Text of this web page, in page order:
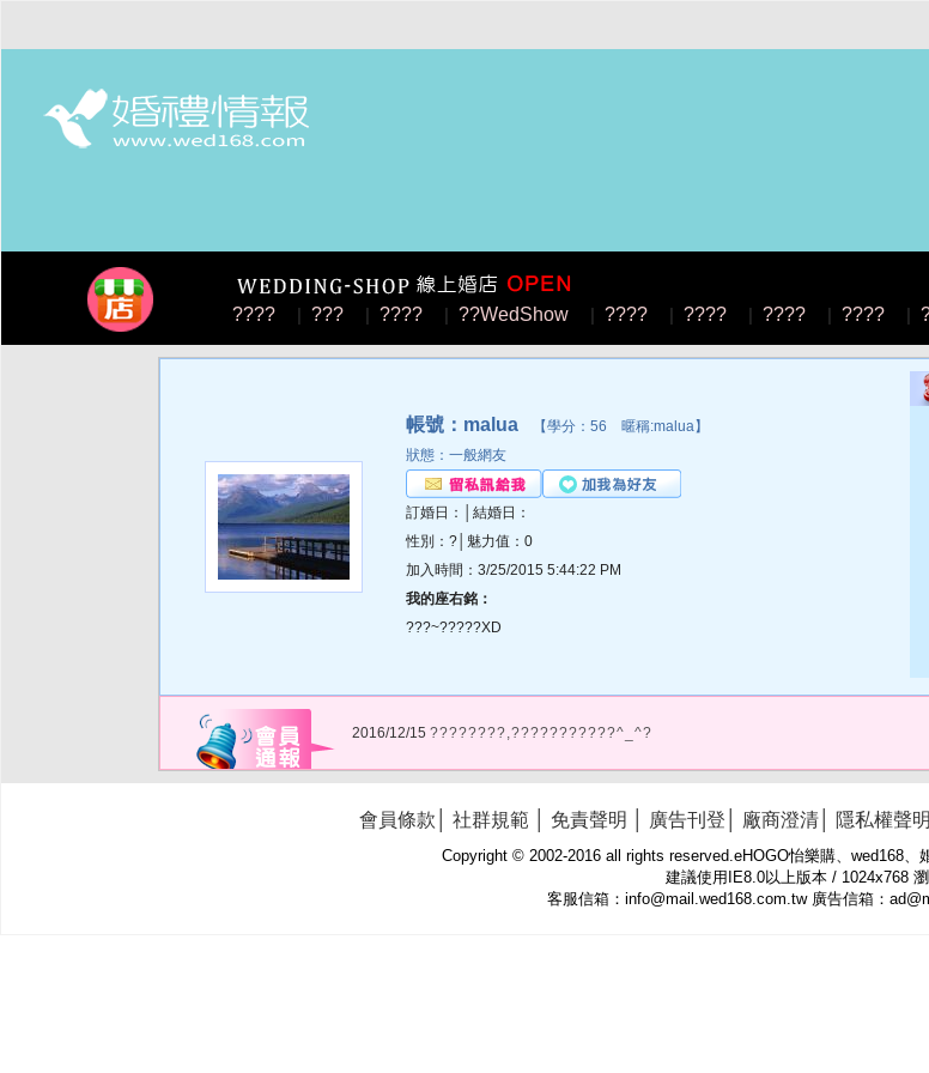
???? | ??? | ???? | ??WedShow | ???? | ???? | ???? | ???? |
帳號：malua 【學分：56 暱稱:malua】
狀態：一般網友
訂婚日：│結婚日：
性別：?│魅力值：0
加入時間：3/25/2015 5:44:22 PM
我的座右銘：
???~?????XD
2016/12/15 ????????,???????????^_^?
會員條款 社群規範 免責聲明 廣告刊登 廠商澄清 隱私權聲明
Copyright © 2002-2016 all rights reserved.eHOGO怡樂購、wed168、
建議使用IE8.0以上版本 / 1024x768
客服信箱：info@mail.wed168.com.tw 廣告信箱：